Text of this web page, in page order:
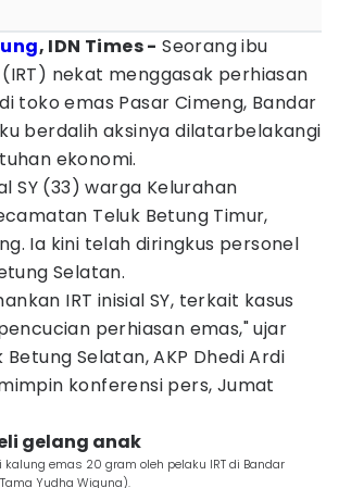
, IDN Times - Seorang ibu
nekat menggasak perhiasan
toko emas Pasar Cimeng, Bandar
berdalih aksinya dilatarbelakangi
ekonomi.
SY (33) warga Kelurahan
Teluk Betung Timur,
Ia kini telah diringkus personel
Selatan.
IRT inisial SY, terkait kasus
perhiasan emas," ujar
Betung Selatan, AKP Dhedi Ardi
konferensi pers, Jumat
gelang anak
emas 20 gram oleh pelaku IRT di Bandar
Yudha Wiguna).